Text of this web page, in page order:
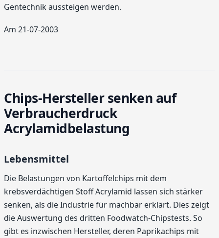
Gentechnik aussteigen werden.
Am 21-07-2003
Chips-Hersteller senken auf
Verbraucherdruck
Acrylamidbelastung
Lebensmittel
Die Belastungen von Kartoffelchips mit dem
krebsverdächtigen Stoff Acrylamid lassen sich stärker
senken, als die Industrie für machbar erklärt. Dies zeigt
die Auswertung des dritten Foodwatch-Chipstests. So
gibt es inzwischen Hersteller, deren Paprikachips mit